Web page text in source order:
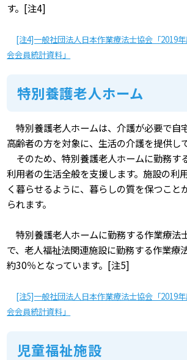
す。[注4]
[注4]一般社団法人日本作業療法士協会「2019
会会員統計資料」
特別養護老人ホーム
特別養護老人ホームは、介護が必要で自
高齢者の方を対象に、生活の介護を提供し
そのため、特別養護老人ホームに勤務す
利用者の生活全般を支援します。施設の利
く暮らせるように、暮らしの質を保つこと
られます。
特別養護老人ホームに勤務する作業療法
で、老人福祉法関連施設に勤務する作業療
約30％となっています。[注5]
[注5]一般社団法人日本作業療法士協会「2019
会会員統計資料」
児童福祉施設